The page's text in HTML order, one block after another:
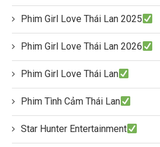
Phim Girl Love Thái Lan 2025
Phim Girl Love Thái Lan 2026
Phim Girl Love Thái Lan
Phim Tình Cảm Thái Lan
Star Hunter Entertainment